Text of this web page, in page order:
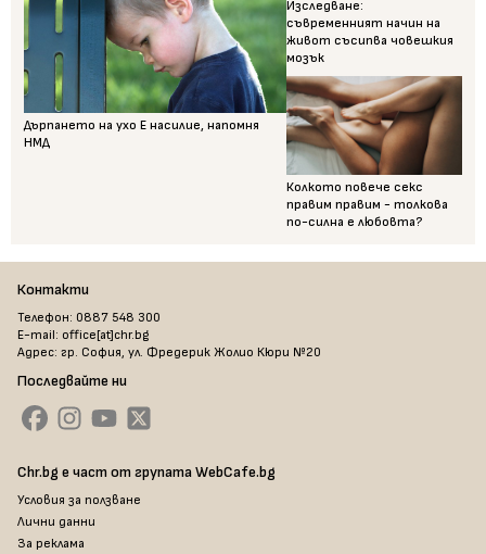
Дърпането на ухо Е насилие, напомня
НМД
Изследване:
съвременният начин на
живот съсипва човешкия
мозък
Колкото повече секс
правим правим - толкова
по-силна е любовта?
Контакти
Телефон: 0887 548 300
E-mail: office[at]chr.bg
Адрес: гр. София, ул. Фредерик Жолио Кюри №20
Последвайте ни
Chr.bg е част от групата WebCafe.bg
Условия за ползване
Лични данни
За реклама